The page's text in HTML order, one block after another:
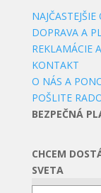
DOPRAVA A
REKLAMÁCIE
KONTAKT
O NÁS A
POŠLITE
BEZPEČNÁ
CHCEM
SVETA